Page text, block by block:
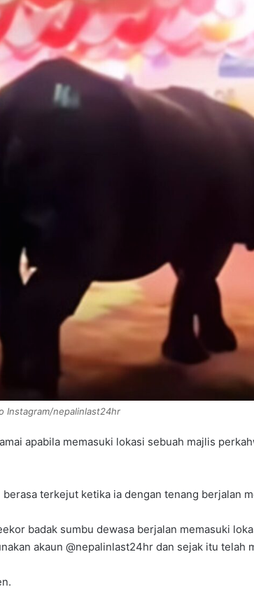
Instagram/nepalinlast24hr
apabila memasuki lokasi sebuah majlis
terkejut ketika ia dengan tenang berjalan
badak sumbu dewasa berjalan memasuki
akaun @nepalinlast24hr dan sejak itu telah